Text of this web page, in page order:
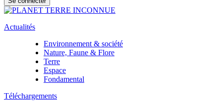
Actualités
Environnement & société
Nature, Faune & Flore
Terre
Espace
Fondamental
Téléchargements